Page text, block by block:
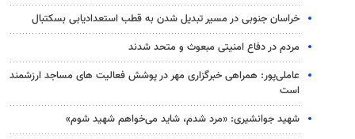
خراسان جنوبی در مسیر تبدیل شدن به قطب استعدادیابی بسکتبال
مردم در دفاع امنیتی مبعوث و متحد شدند
عاملی‌پور: همراهی خبرگزاری مهر در پوشش فعالیت های مساجد ارزشمند
است
شهید جوانشیری: «مرد شدم، شاید می‌خواهم شهید شوم»